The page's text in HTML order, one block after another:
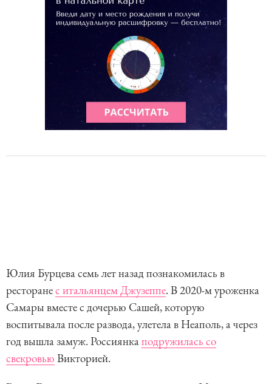
Юлия Бурцева семь лет назад познакомилась в
ресторанес итальянцем Джузеппе. В 2020-м уроженка
Самары вместе с дочерью Сашей, которую
воспитывала после развода, улетела в Неаполь, а через
год вышла замуж. Россиянкаподружилась со
свекровью Викторией.